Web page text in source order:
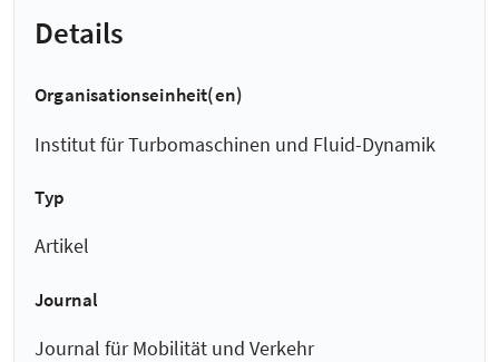
Details
Organisationseinheit(en)
Institut für Turbomaschinen und Fluid-Dynamik
Typ
Artikel
Journal
Journal für Mobilität und Verkehr